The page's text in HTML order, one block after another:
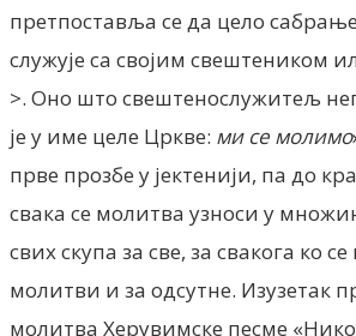
претпоставља се да цело
служује са својим свештеником
>. Оно што свештенослужитељ
је у име целе Цркве: ми се молимо
прве прозбе у јектенији, па до
свака се молитва узноси у
свих скупа за све, за свакога ко
молитви и за одсутне. Изузетак
молитва Херувимске песме «Нико